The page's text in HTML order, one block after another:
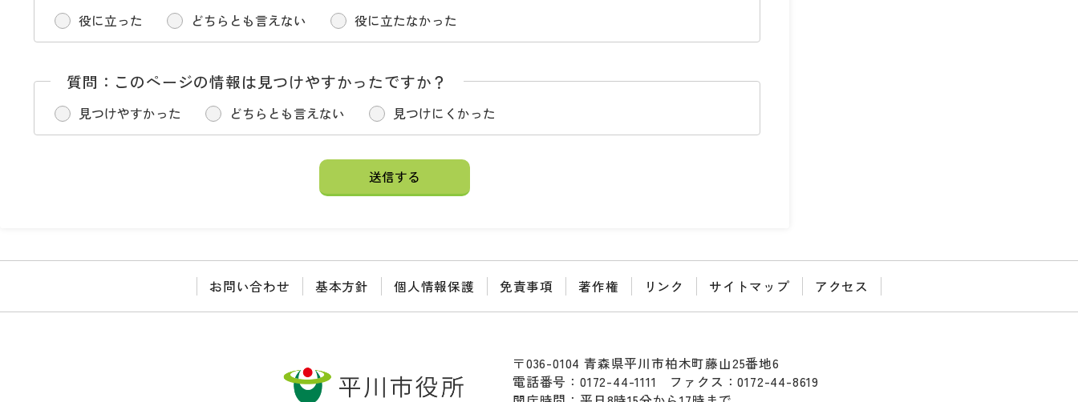
役に立った どちらとも言えない 役に立たなかった
質問：このページの情報は見つけやすかったですか？
見つけやすかった どちらとも言えない 見つけにくかった
お問い合わせ 基本方針 個人情報保護 免責事項 著作権 リンク サイトマップ アクセス
〒036-0104 青森県平川市柏木町藤山25番地6
電話番号：0172-44-1111 ファクス：0172-44-8619